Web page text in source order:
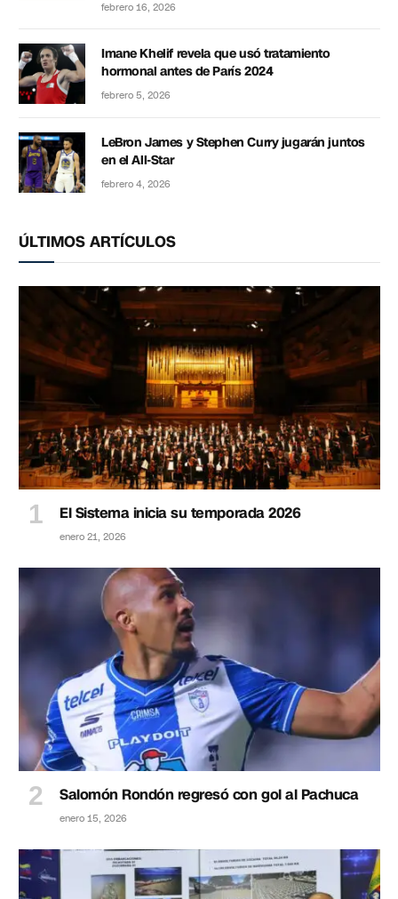
febrero 16, 2026
Imane Khelif revela que usó tratamiento
hormonal antes de París 2024
febrero 5, 2026
LeBron James y Stephen Curry jugarán juntos
en el All-Star
febrero 4, 2026
ÚLTIMOS ARTÍCULOS
El Sistema inicia su temporada 2026
enero 21, 2026
Salomón Rondón regresó con gol al Pachuca
enero 15, 2026